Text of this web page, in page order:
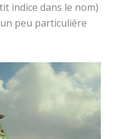
indice dans le nom)
peu particulière